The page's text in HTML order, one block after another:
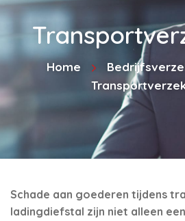
Home
Schade aan goederen tijdens
ladingdiefstal zijn niet alleen